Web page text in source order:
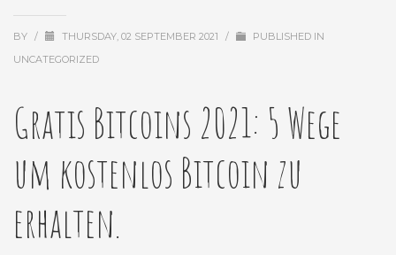
BY / THURSDAY, 02 SEPTEMBER 2021 /
PUBLISHED IN
UNCATEGORIZED
Gratis Bitcoins 2021: 5 Wege
um kostenlos Bitcoin zu
erhalten.